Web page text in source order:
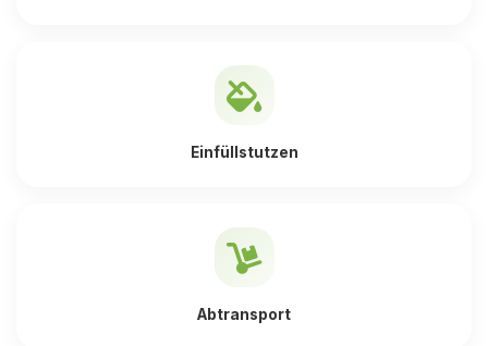
Einfüllstutzen
Abtransport